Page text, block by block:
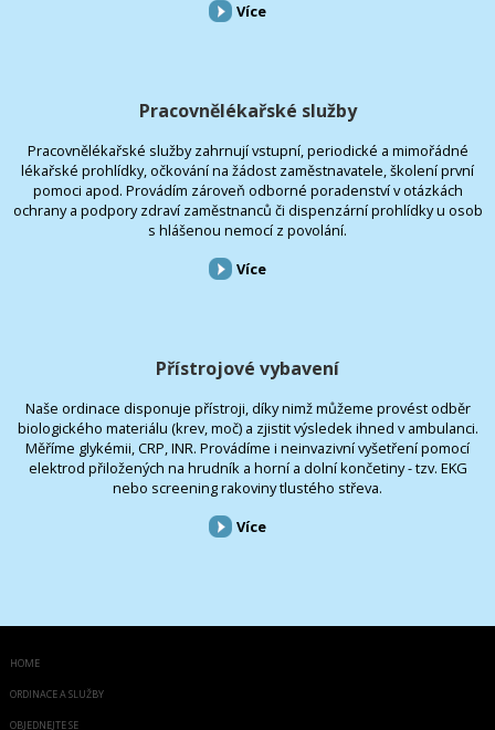
Více
Pracovnělékařské služby
Pracovnělékařské služby zahrnují vstupní, periodické a mimořádné
lékařské prohlídky, očkování na žádost zaměstnavatele, školení první
pomoci apod. Provádím zároveň odborné poradenství v otázkách
ochrany a podpory zdraví zaměstnanců či dispenzární prohlídky u osob
s hlášenou nemocí z povolání.
Více
Přístrojové vybavení
Naše ordinace disponuje přístroji, díky nimž můžeme provést odběr
biologického materiálu (krev, moč) a zjistit výsledek ihned v ambulanci.
Měříme glykémii, CRP, INR. Provádíme i neinvazivní vyšetření pomocí
elektrod přiložených na hrudník a horní a dolní končetiny - tzv. EKG
nebo screening rakoviny tlustého střeva.
Více
HOME
ORDINACE A SLUŽBY
OBJEDNEJTE SE